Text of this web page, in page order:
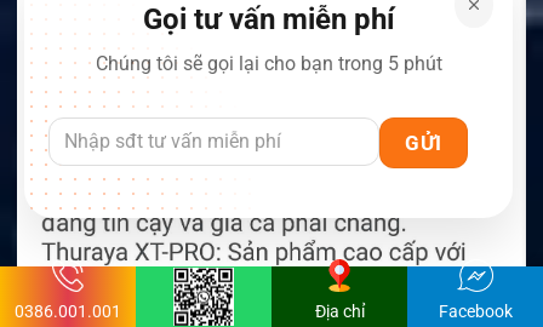
Gọi tư vấn miễn phí
Chúng tôi sẽ gọi lại cho bạn trong 5 phút
0386.001.001 Địa chỉ Facebook